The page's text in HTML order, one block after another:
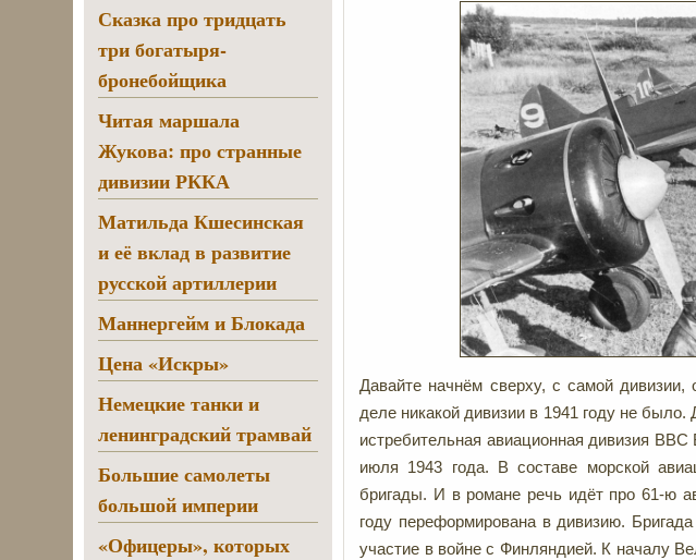
Давайте начнём сверху, с самой
деле никакой дивизии в 1941 году не
истребительная авиационная дивизия
июля 1943 года. В составе морской
бригады. И в романе речь идёт про 61-ю
году переформирована в дивизию.
участие в войне с Финляндией. К началу
Сказка про тридцать
три богатыря-
бронебойщика
Читая маршала
Жукова: про странные
дивизии РККА
Матильда Кшесинская
и её вклад в развитие
русской артиллерии
Маннергейм и Блокада
Цена «Искры»
Немецкие танки и
ленинградский трамвай
Большие самолеты
большой империи
«Офицеры», которых